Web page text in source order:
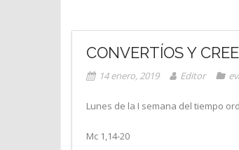
CONVERTÍOS Y
14 enero, 2019 Editor
Lunes de la I semana del tiempo
Mc 1,14-20